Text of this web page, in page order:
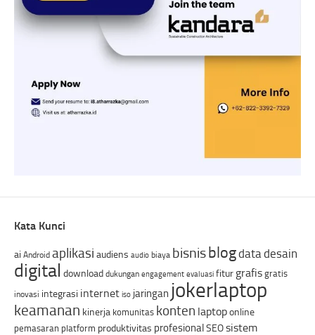
Kata Kunci
ai Android aplikasi audiens audio biaya bisnisblogdatadesain
digital download dukungan engagement evaluasi fitur grafis gratis
inovasi integrasi internet iso jaringan jokerlaptop
keamanan kinerja komunitas konten laptoponline
pemasaran platform produktivitas profesional SEOsistem